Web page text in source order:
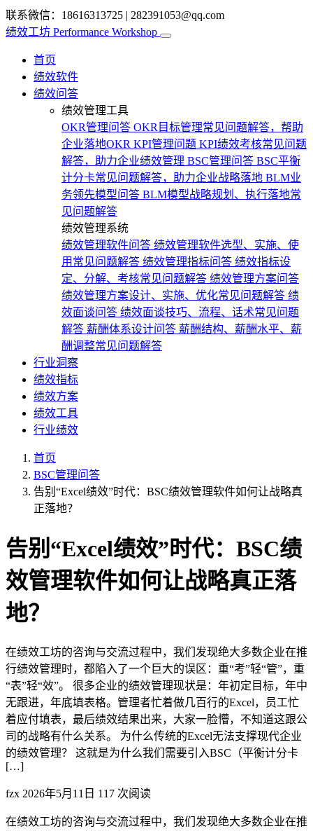
联系微信：18616313725 | 282391053@qq.com
绩效工坊 Performance Workshop
首页
绩效软件
绩效问答
绩效管理工具
OKR管理问答 OKR目标管理常见问题解答，帮助
企业落地OKR KPI管理问题 KPI绩效考核常见问题
解答，助力企业绩效管理 BSC管理问答 BSC平衡
计分卡常见问题解答，助力企业战略落地 BLM业
务领先模型问答 BLM模型战略规划、执行落地常
见问题解答
绩效管理系统
绩效管理软件问答 绩效管理软件选型、实施、使
用常见问题解答 绩效管理指标问答 绩效指标设
定、分解、考核常见问题解答 绩效管理方案问答
绩效管理方案设计、实施、优化常见问题解答 绩
效面谈问答 绩效面谈技巧、流程、话术常见问题
解答 薪酬体系设计问答 薪酬结构、薪酬水平、薪
酬调整常见问题解答
行业洞察
绩效指标
绩效方案
绩效工具
行业绩效
首页
BSC管理问答
告别“Excel绩效”时代：BSC绩效管理软件如何让战略真
正落地？
告别“Excel绩效”时代：BSC绩
效管理软件如何让战略真正落
地？
在绩效工坊的咨询与交流过程中，我们发现绝大多数企业在推
行绩效管理时，都陷入了一个巨大的误区：重“考”轻“管”，重
“表”轻“效”。 很多企业的绩效管理现状是：年初定目标，年中
无跟进，年底填表格。管理者忙着做几百行的Excel，员工忙
着应付填表，最后绩效结果出来，大家一脸懵，不知道这跟公
司的战略有什么关系。 为什么传统的Excel无法支撑现代企业
的绩效管理？ 这就是为什么我们需要引入BSC（平衡计分卡
[…]
fzx 2026年5月11日 117 次阅读
在绩效工坊的咨询与交流过程中，我们发现绝大多数企业在推